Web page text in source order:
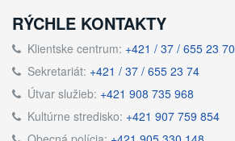
RÝCHLE KONTAKTY
Klientske centrum: +421 / 37 / 655 23 70
Sekretariát: +421 / 37 / 655 23 74
Útvar služieb: +421 908 735 968
Kultúrne stredisko: +421 907 759 854